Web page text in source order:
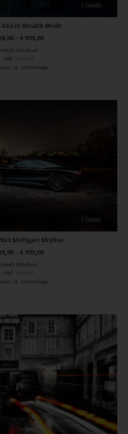
G63 in Stealth Mode
– € 999,00
19% Mwst.
zzgl.
Versand
ca. 10 Werktage
Dieses Produkt weist mehrere Varianten auf. Die Optionen können auf der Produktseite gewählt werden
S63 Stuttgart Skyline
– € 999,00
19% Mwst.
zzgl. Versand
ca. 10 Werktage
Dieses Produkt weist mehrere Varianten auf. Die Optionen können auf der Produktseite gewählt werden